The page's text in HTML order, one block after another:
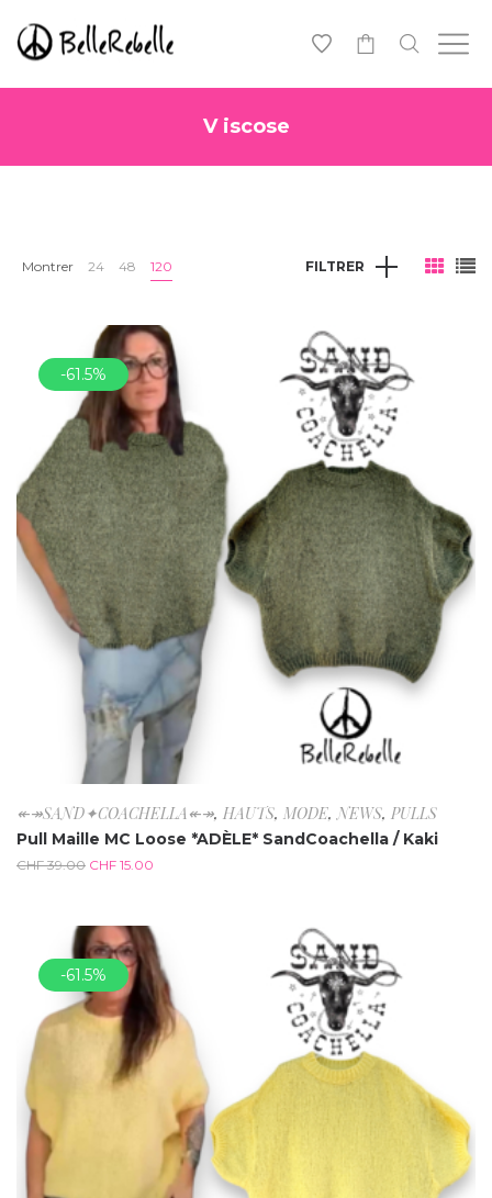
V iscose
Montrer 24 48 120 FILTRER
-61.5%
↞↠SAND✦COACHELLA↞↠, HAUTS, MODE,NEWS, PULLS
Pull Maille MC Loose *ADÈLE* SandCoachella / Kaki
CHF39.00 CHF 15.00
-61.5%